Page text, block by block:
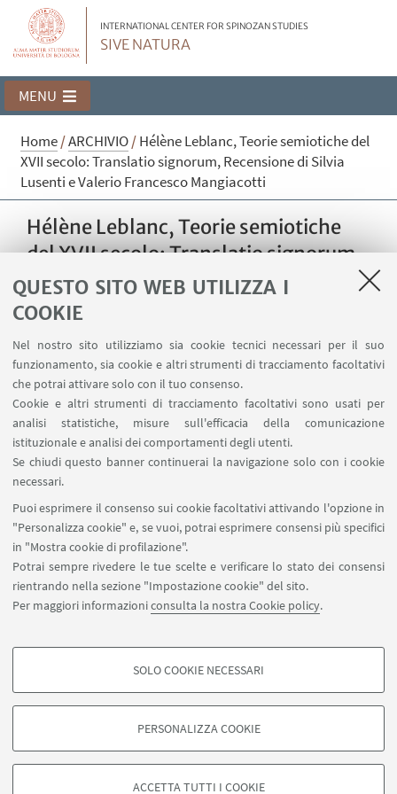
QUESTO SITO WEB UTILIZZA I
COOKIE
Nel nostro sito utilizziamo sia cookie tecnici necessari per il suo
funzionamento, sia cookie e altri strumenti di tracciamento facoltativi
che potrai attivare solo con il tuo consenso.
Cookie e altri strumenti di tracciamento facoltativi sono usati per
analisi statistiche, misure sull'efficacia della comunicazione
istituzionale e analisi dei comportamenti degli utenti.
Se chiudi questo banner continuerai la navigazione solo con i cookie
necessari.
Puoi esprimere il consenso sui cookie facoltativi attivando l'opzione in
"Personalizza cookie" e, se vuoi, potrai esprimere consensi più specifici
in "Mostra cookie di profilazione".
Potrai sempre rivedere le tue scelte e verificare lo stato dei consensi
rientrando nella sezione "Impostazione cookie" del sito.
Per maggiori informazioniconsulta la nostra Cookie policy.
COOKIE DI PROFILAZIONE - FACOLTATIVI
degli utenti, creare profili in base al loro comportamento sul sito, per analisi
di marketing.
SOLO COOKIE NECESSARI
PERSONALIZZA COOKIE
ACCETTA TUTTI I COOKIE
INTERNATIONAL CENTER FOR SPINOZAN STUDIES
SIVE NATURA
MENU
Home/ARCHIVIO/Hélène Leblanc, Teorie semiotiche del
XVII secolo: Translatio signorum, Recensione di Silvia
Lusenti e Valerio Francesco Mangiacotti
Hélène Leblanc, Teorie semiotiche
del XVII secolo: Translatio signorum,
Recensione di Silvia Lusenti e Valerio
Francesco Mangiacotti
Hélène Leblanc, Teorie semiotiche del XVII
secolo: translatio signorum (Bologna
University Press: Bologna, 2023), 277 p., ISBN:
9791254772065
IL TESTO IN PDF
Recensione[ .pdf 175Kb ]
Contatti
©Copyright 2026 - ALMA MATER STUDIORUM - Università di